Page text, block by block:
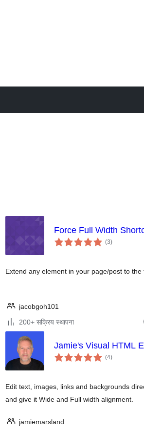
Force Full Width
(3एकूण
मूल्यांकन
)
Extend any element in your page/post to
jacobgoh101
200+ सक्रिय स्थापना
Jamie's Visual HTML
(4एकूण
मूल्यांकन
)
Edit text, images, links and backgrounds
and give it Wide and Full width alignment.
jamiemarsland